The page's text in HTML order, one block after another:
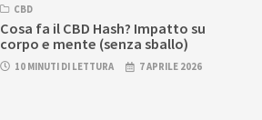
CBD
Cosa fa il CBD Hash? Impatto su
corpo e mente (senza sballo)
10 MINUTI DI LETTURA 7 APRILE 2026